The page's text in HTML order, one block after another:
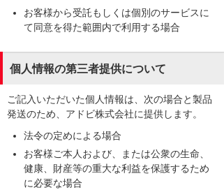
お客様から受託もしくは個別のサービスに
て同意を得た範囲内で利用する場合
個人情報の第三者提供について
ご記入いただいた個人情報は、次の場合と製品
発送のため、アドビ株式会社に提供します。
法令の定めによる場合
お客様ご本人および、または公衆の生命、
健康、財産等の重大な利益を保護するため
に必要な場合